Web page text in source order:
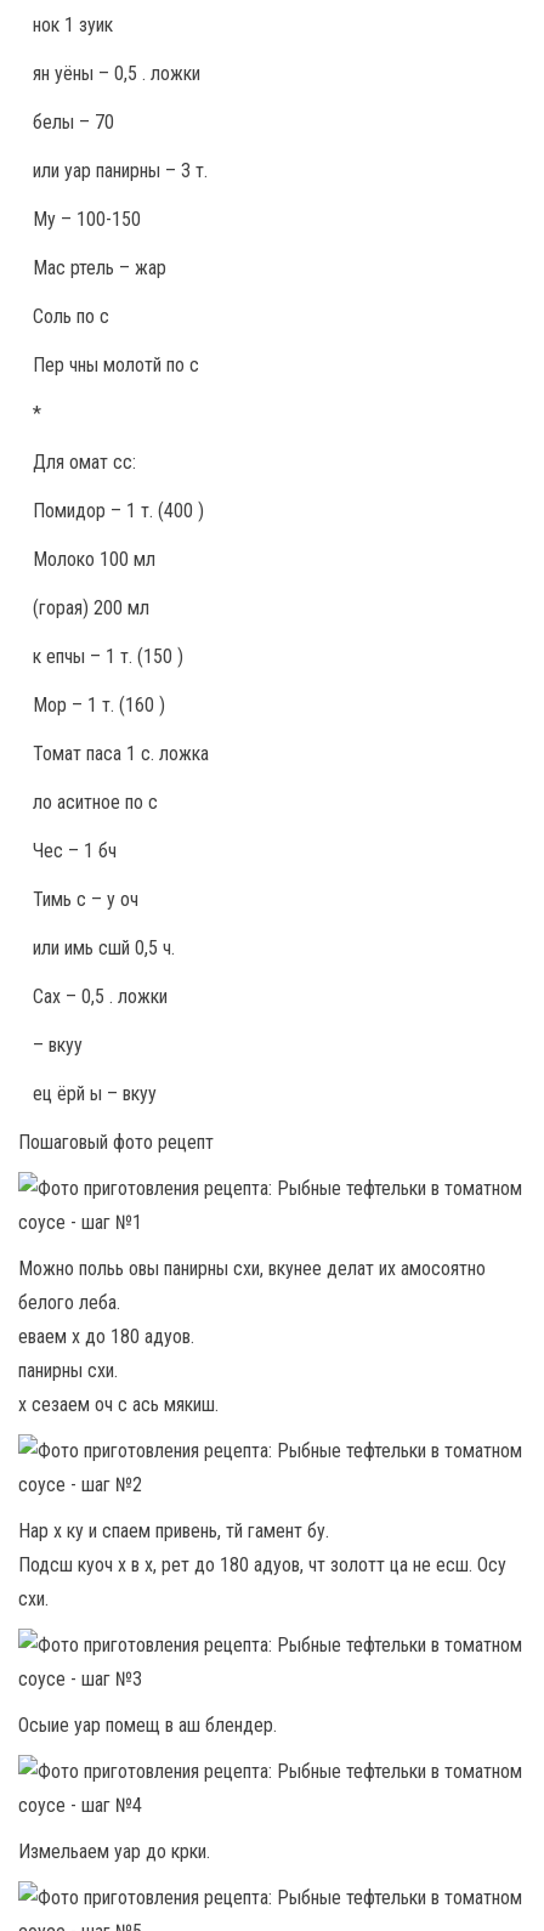
нок 1 зуик
ян уёны – 0,5 . ложки
белы – 70
или уар панирны – 3 т.
Му – 100-150
Мас ртель – жар
Соль по с
Пер чны молотй по с
*
Для омат сс:
Помидор – 1 т. (400 )
Молоко 100 мл
(горая) 200 мл
к епчы – 1 т. (150 )
Мор – 1 т. (160 )
Томат паса 1 с. ложка
ло аситное по с
Чес – 1 бч
Тимь с – у оч
или имь сшй 0,5 ч.
Сах – 0,5 . ложки
– вкуу
ец ёрй ы – вкуу
Пошаговый фото рецепт
Можно польь овы панирны схи, вкунее делат их амосоятно
белого леба.
еваем х до 180 адуов.
панирны схи.
х сезаем оч с ась мякиш.
Нар х ку и спаем привень, тй гамент бу.
Подсш куоч х в х, рет до 180 адуов, чт золотт ца не есш. Осу
схи.
Осыие уар помещ в аш блендер.
Измельаем уар до крки.